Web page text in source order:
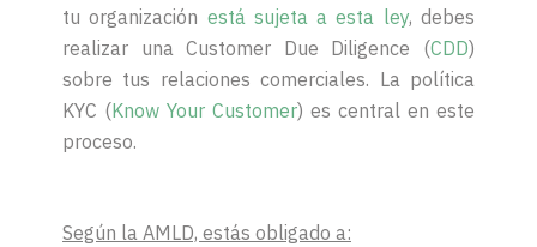
tu organización está sujeta a esta ley, debes
realizar una Customer Due Diligence (CDD)
sobre tus relaciones comerciales. La política
KYC (Know Your Customer) es central en este
proceso.
Según la AMLD, estás obligado a: